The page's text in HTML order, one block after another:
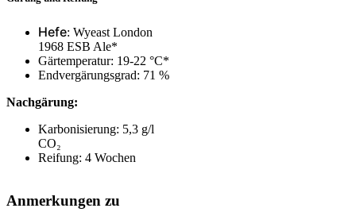
Hefe: Wyeast London
1968 ESB Ale*
Gärtemperatur: 19-22 °C*
Endvergärungsgrad: 71 %
Nachgärung:
Karbonisierung: 5,3 g/l
CO₂
Reifung: 4 Wochen
Anmerkungen zu